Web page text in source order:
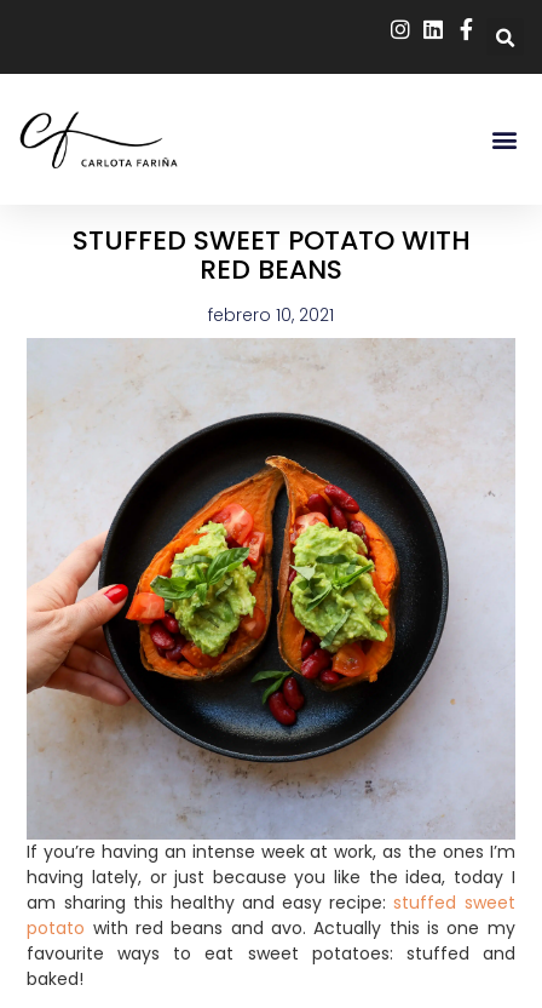
STUFFED SWEET POTATO WITH
RED BEANS
febrero 10, 2021
If you’re having an intense week at work, as the ones I’m
having lately, or just because you like the idea, today I
am sharing this healthy and easy recipe:stuffed sweet
potato with red beans and avo.Actually this is one my
favourite ways to eat sweet potatoes: stuffed and
baked!